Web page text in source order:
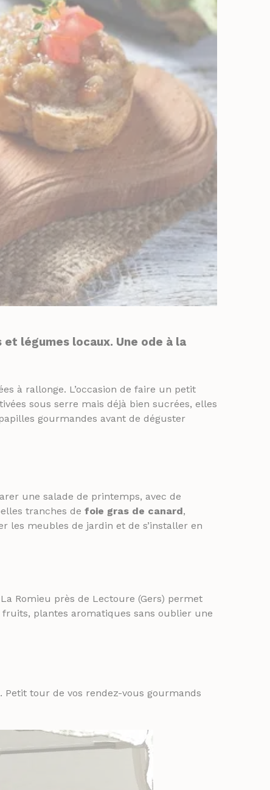
légumes locaux. Une ode à la
à rallonge. L’occasion de faire un petit
sous serre mais déjà bien sucrées, elles
gourmandes avant de déguster
une salade de printemps, avec de
tranches de foie gras de canard,
les meubles de jardin et de s’installer en
Romieu près de Lectoure (Gers) permet
plantes aromatiques sans oublier une
Petit tour de vos rendez-vous gourmands